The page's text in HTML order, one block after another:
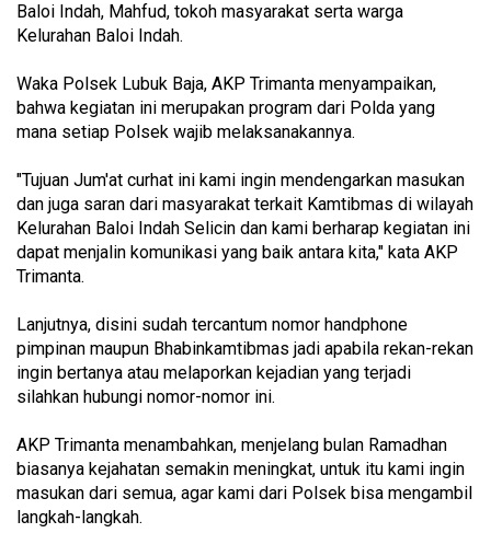
Baloi Indah, Mahfud, tokoh masyarakat serta warga
Kelurahan Baloi Indah.
Waka Polsek Lubuk Baja, AKP Trimanta menyampaikan,
bahwa kegiatan ini merupakan program dari Polda yang
mana setiap Polsek wajib melaksanakannya.
"Tujuan Jum'at curhat ini kami ingin mendengarkan masukan
dan juga saran dari masyarakat terkait Kamtibmas di wilayah
Kelurahan Baloi Indah Selicin dan kami berharap kegiatan ini
dapat menjalin komunikasi yang baik antara kita," kata AKP
Trimanta.
Lanjutnya, disini sudah tercantum nomor handphone
pimpinan maupun Bhabinkamtibmas jadi apabila rekan-rekan
ingin bertanya atau melaporkan kejadian yang terjadi
silahkan hubungi nomor-nomor ini.
AKP Trimanta menambahkan, menjelang bulan Ramadhan
biasanya kejahatan semakin meningkat, untuk itu kami ingin
masukan dari semua, agar kami dari Polsek bisa mengambil
langkah-langkah.